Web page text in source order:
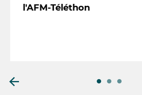
l'AFM-Téléthon